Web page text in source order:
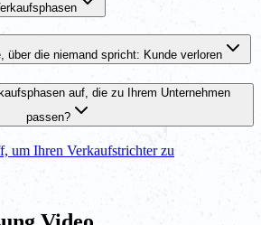
über die niemand spricht: Kunde verloren
auf, die zu Ihrem Unternehmen
passen?
um Ihren Verkaufstrichter zu